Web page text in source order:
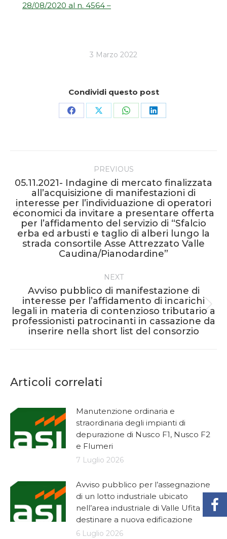
28/08/2020 al n. 4564 –
3 Marzo 2022
Condividi questo post
Share Share Share Share
PREVIOUS
Previous
post:
05.11.2021- Indagine di mercato finalizzata
all’acquisizione di manifestazioni di
interesse per l’individuazione di operatori
economici da invitare a presentare offerta
per l’affidamento del servizio di “Sfalcio
erba ed arbusti e taglio di alberi lungo la
strada consortile Asse Attrezzato Valle
Caudina/Pianodardine”
NEXT
Next
post:
Avviso pubblico di manifestazione di
interesse per l’affidamento di incarichi
legali in materia di contenzioso tributario a
professionisti patrocinanti in cassazione da
inserire nella short list del consorzio
Articoli correlati
Manutenzione ordinaria e
straordinaria degli impianti di
depurazione di Nusco F1, Nusco F2
e Flumeri
7 Luglio 2026
Avviso pubblico per l’assegnazione
di un lotto industriale ubicato
nell’area industriale di Valle Ufita da
destinare a nuova edificazione
6 Luglio 2026